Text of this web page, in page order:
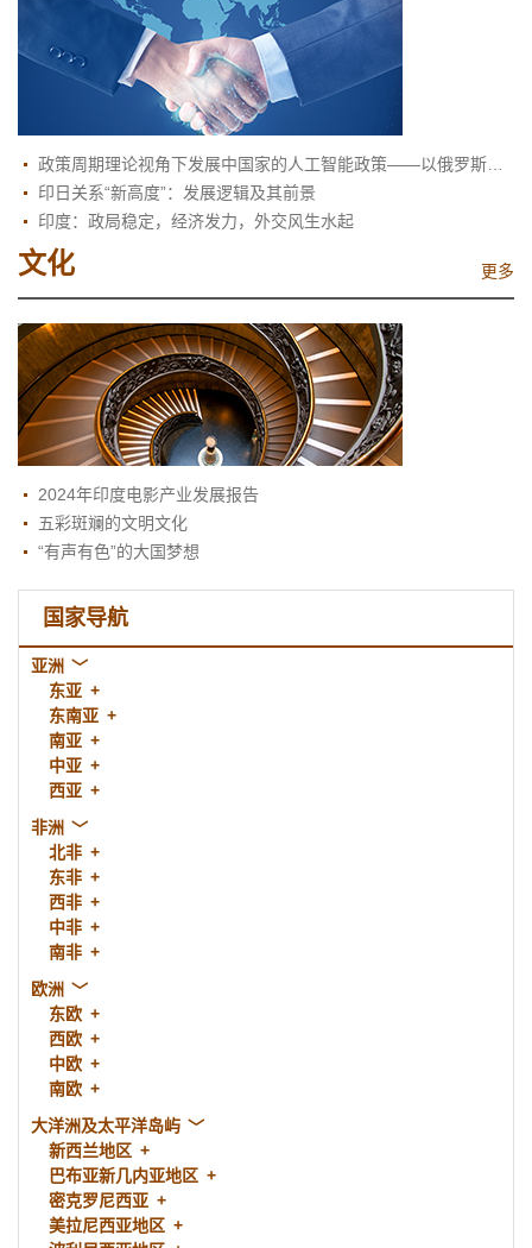
印日关系“新高度”：发展逻辑及其前景
印度：政局稳定，经济发力，外交风生水起
文化 更多
2024年印度电影产业发展报告
五彩斑斓的文明文化
“有声有色”的大国梦想
国家导航
亚洲
东亚
东南亚
南亚
中亚
西亚
非洲
北非
东非
西非
中非
南非
欧洲
东欧
西欧
中欧
南欧
大洋洲及太平洋岛屿
新西兰地区
巴布亚新几内亚地区
密克罗尼西亚
美拉尼西亚地区